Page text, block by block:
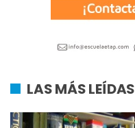
LAS MÁS LEÍDAS